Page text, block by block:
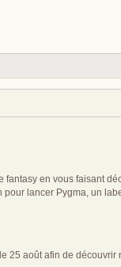
en vous faisant
lancer Pygma, un
25 août afin de